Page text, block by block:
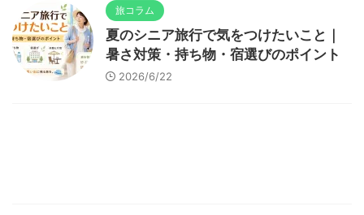
旅コラム
夏のシニア旅行で気をつけたいこと｜
暑さ対策・持ち物・宿選びのポイント
2026/6/22